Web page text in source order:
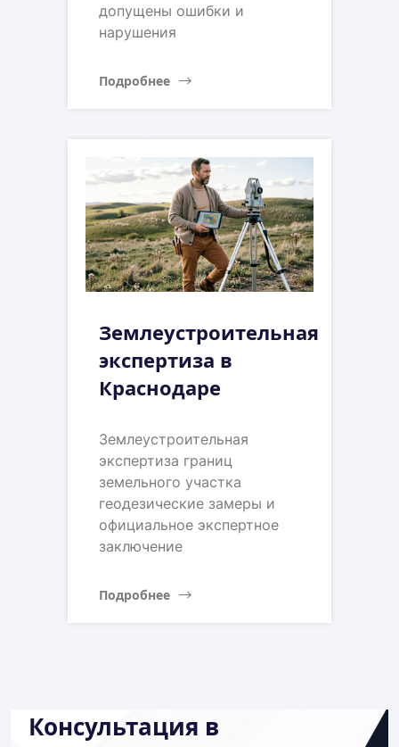
допущены ошибки и
нарушения
Подробнее
Землеустроительная
экспертиза в
Краснодаре
Землеустроительная
экспертиза границ
земельного участка
геодезические замеры и
официальное экспертное
заключение
Подробнее
Консультация в